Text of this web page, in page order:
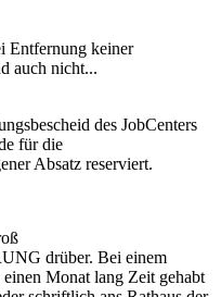
Entfernung keiner
auch nicht...
des JobCenters
für die
Absatz reserviert.
drüber. Bei einem
Monat lang Zeit gehabt